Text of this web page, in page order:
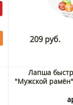
209 руб.
Лапша
"Мужской